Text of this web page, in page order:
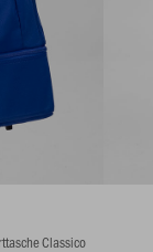
Classico